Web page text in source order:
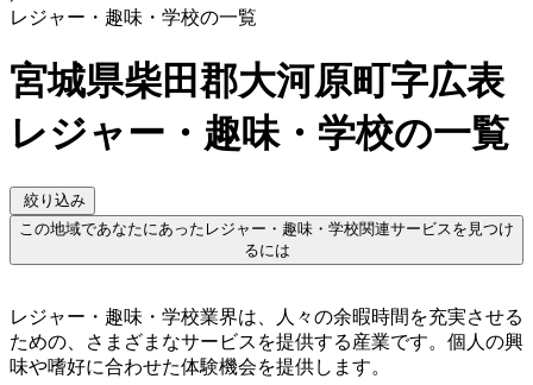
レジャー・趣味・学校の一覧
宮城県柴田郡大河原町字広表
レジャー・趣味・学校の一覧
絞り込み
この地域であなたにあったレジャー・趣味・学校関連サービスを見つけ
るには
レジャー・趣味・学校業界は、人々の余暇時間を充実させる
ための、さまざまなサービスを提供する産業です。個人の興
味や嗜好に合わせた体験機会を提供します。